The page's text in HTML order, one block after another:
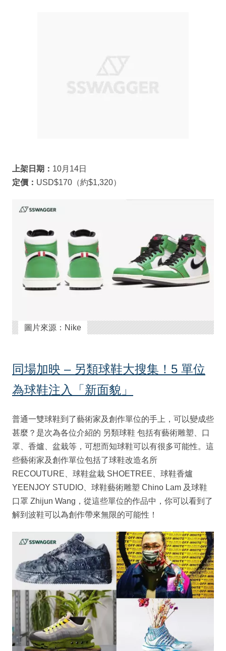
上架日期： 10月14日
定價： USD$170（約$1,320）
圖片來源：Nike
同場加映 – 另類球鞋大搜集！5 單位
為球鞋注入「新面貌」
普通一雙球鞋到了藝術家及創作單位的手上，可以變成些
甚麼？是次為各位介紹的 另類球鞋 包括有藝術雕塑、口
罩、香爐、盆栽等，可想而知球鞋可以有很多可能性。這
些藝術家及創作單位包括了球鞋改造名所
RECOUTURE、球鞋盆栽 SHOETREE、球鞋香爐
YEENJOY STUDIO、球鞋藝術雕塑 Chino Lam 及球鞋
口罩 Zhijun Wang，從這些單位的作品中，你可以看到了
解到波鞋可以為創作帶來無限的可能性！